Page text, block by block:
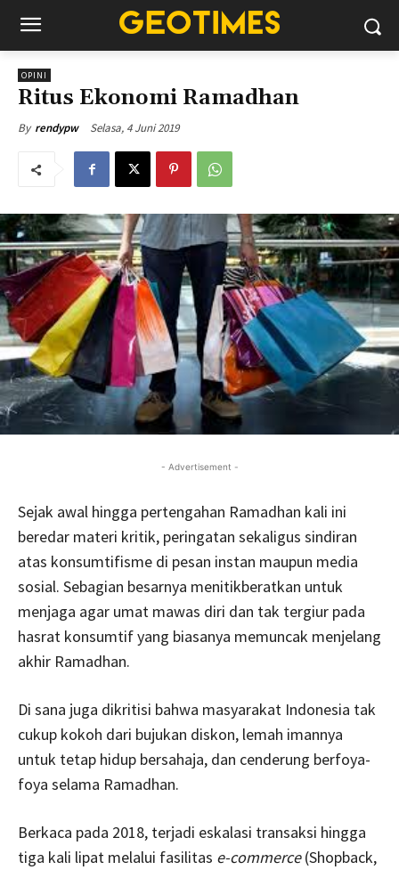
OPINI
Ritus Ekonomi Ramadhan
By rendypw Selasa, 4 Juni 2019
- Advertisement -
Sejak awal hingga pertengahan Ramadhan kali ini
beredar materi kritik, peringatan sekaligus sindiran
atas konsumtifisme di pesan instan maupun media
sosial. Sebagian besarnya menitikberatkan untuk
menjaga agar umat mawas diri dan tak tergiur pada
hasrat konsumtif yang biasanya memuncak menjelang
akhir Ramadhan.
Di sana juga dikritisi bahwa masyarakat Indonesia tak
cukup kokoh dari bujukan diskon, lemah imannya
untuk tetap hidup bersahaja, dan cenderung berfoya-
foya selama Ramadhan.
Berkaca pada 2018, terjadi eskalasi transaksi hingga
tiga kali lipat melalui fasilitas e-commerce(Shopback,